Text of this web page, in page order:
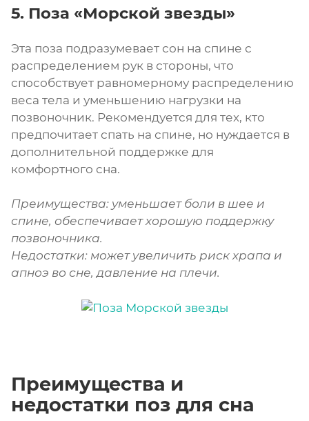
5. Поза «Морской звезды»
Эта поза подразумевает сон на спине с
распределением рук в стороны, что
способствует равномерному распределению
веса тела и уменьшению нагрузки на
позвоночник. Рекомендуется для тех, кто
предпочитает спать на спине, но нуждается в
дополнительной поддержке для
комфортного сна.
Преимущества: уменьшает боли в шее и
спине, обеспечивает хорошую поддержку
позвоночника.
Недостатки: может увеличить риск храпа и
апноэ во сне, давление на плечи.
Преимущества и
недостатки поз для сна